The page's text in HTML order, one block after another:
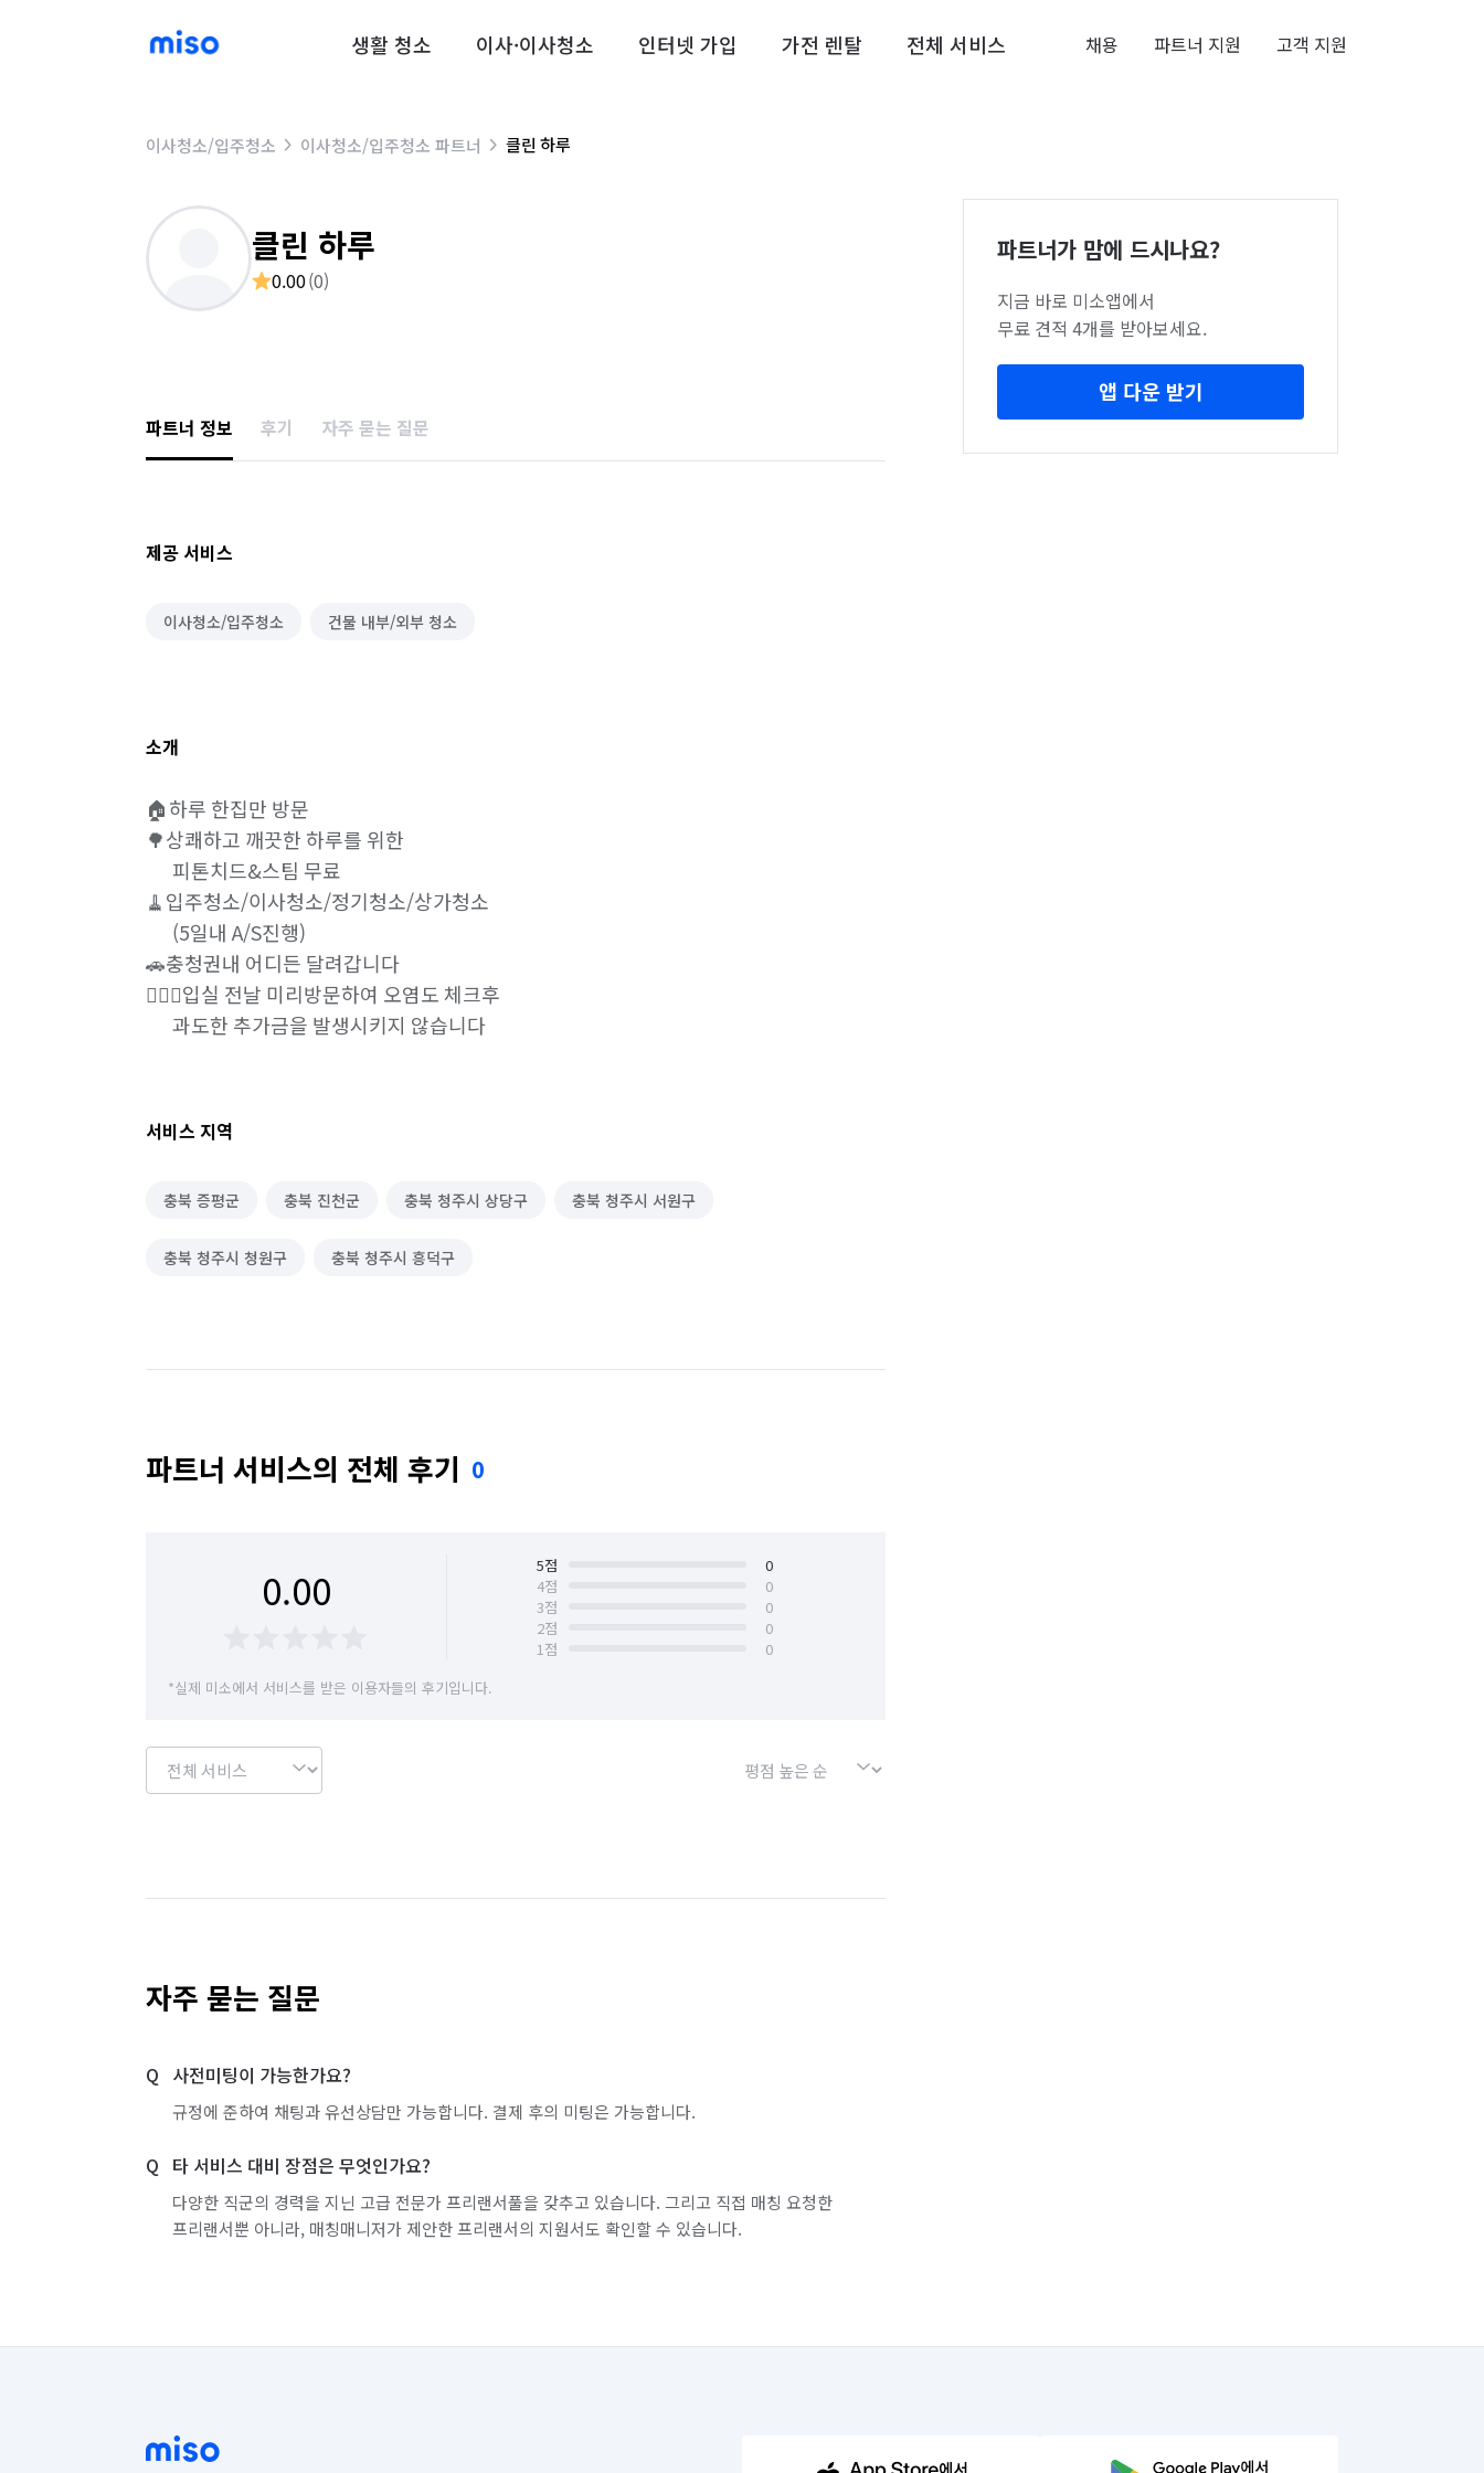
생활 청소 이사·이사청소 인터넷 가입 가전 렌탈 전체 서비스 채용 파트너 지원 고객 지원
이사청소/입주청소 이사청소/입주청소 파트너 클린 하루
클린 하루
0.00(0)
파트너 정보 후기 자주 묻는 질문
제공 서비스
이사청소/입주청소 건물 내부/외부 청소
소개
🏠하루 한집만 방문
🌳상쾌하고 깨끗한 하루를 위한
      피톤치드&스팀 무료
🧹입주청소/이사청소/정기청소/상가청소
      (5일내 A/S진행)
🚗충청권내 어디든 달려갑니다
💁🏻‍♂️입실 전날 미리방문하여 오염도 체크후
      과도한 추가금을 발생시키지 않습니다
서비스 지역
충북 증평군 충북 진천군 충북 청주시 상당구 충북 청주시 서원구
충북 청주시 청원구 충북 청주시 흥덕구
파트너 서비스의 전체 후기 0
0.00 5점
0
4점
0
3점
0
2점
0
1점
0
*실제 미소에서 서비스를 받은 이용자들의 후기입니다.
자주 묻는 질문
사전미팅이 가능한가요?
규정에 준하여 채팅과 유선상담만 가능합니다. 결제 후의 미팅은 가능합니다.
타 서비스 대비 장점은 무엇인가요?
다양한 직군의 경력을 지닌 고급 전문가 프리랜서풀을 갖추고 있습니다. 그리고 직접 매칭 요청한
프리랜서뿐 아니라, 매칭매니저가 제안한 프리랜서의 지원서도 확인할 수 있습니다.
파트너가 맘에 드시나요?
지금 바로 미소앱에서
무료 견적 4개를 받아보세요.
앱 다운 받기